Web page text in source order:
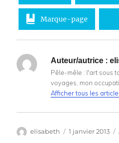
Marque-page
Auteur/autrice :
Pêle-mêle : l'art sous
voyages, mon
Afficher tous les
Auteur
elisabeth
Publié
1 janvier 2013